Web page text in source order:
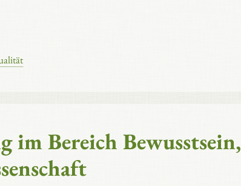
im Bereich Bewusstsein,